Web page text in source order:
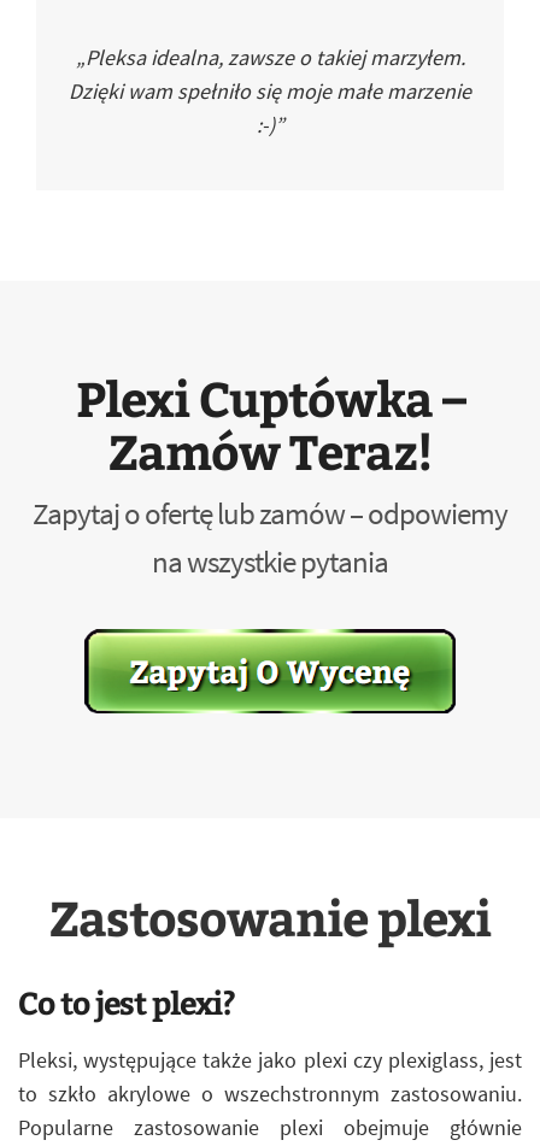
„Pleksa idealna, zawsze o takiej marzyłem.
Dzięki wam spełniło się moje małe marzenie
:-)”
Plexi Cuptówka –
Zamów Teraz!
Zapytaj o ofertę lub zamów – odpowiemy
na wszystkie pytania
Zastosowanie plexi
Co to jest plexi?
Pleksi, występujące także jako plexi czy plexiglass, jest
to szkło akrylowe o wszechstronnym zastosowaniu.
Popularne zastosowanie plexi obejmuje głównie